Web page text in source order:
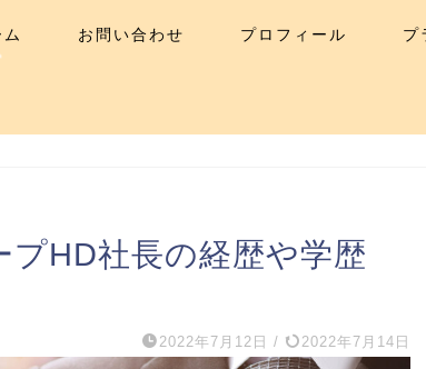
お問い合わせ プロフィール プ
HD社長の経歴や学歴
2022年7月12日 / 2022年7月14日